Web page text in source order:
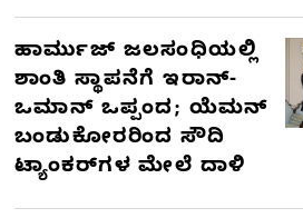
ಹಾರ್ಮುಜ್ ಜಲಸಂಧಿಯಲ್ಲಿ
ಶಾಂತಿ ಸ್ಥಾಪನೆಗೆ ಇರಾನ್-
ಒಮಾನ್ ಒಪ್ಪಂದ; ಯೆಮನ್
ಬಂಡುಕೋರರಿಂದ ಸೌದಿ
ಟ್ಯಾಂಕರ್‌ಗಳ ಮೇಲೆ ದಾಳಿ